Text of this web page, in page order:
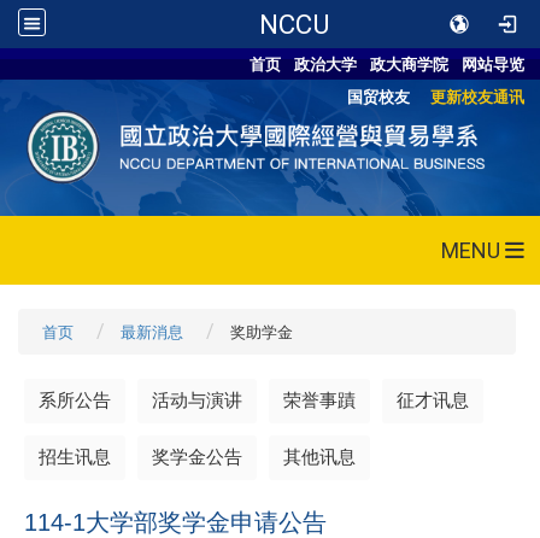
NCCU
首页 政治大学 政大商学院
网站导览
国贸校友
更新校友通讯
MENU
首页 最新消息 奖助学金
系所公告 活动与演讲 荣誉事蹟 征才讯息
招生讯息 奖学金公告 其他讯息
114-1大学部奖学金申请公告